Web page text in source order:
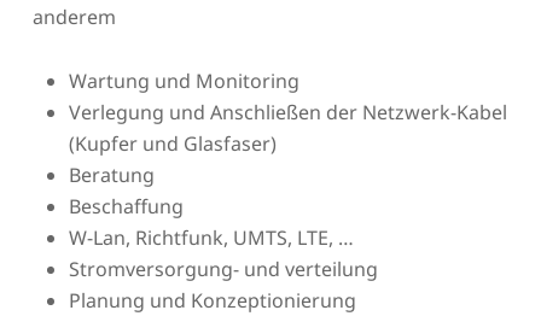
anderem
Wartung und Monitoring
Verlegung und Anschließen der Netzwerk-Kabel
(Kupfer und Glasfaser)
Beratung
Beschaffung
W-Lan, Richtfunk, UMTS, LTE, …
Stromversorgung- und verteilung
Planung und Konzeptionierung